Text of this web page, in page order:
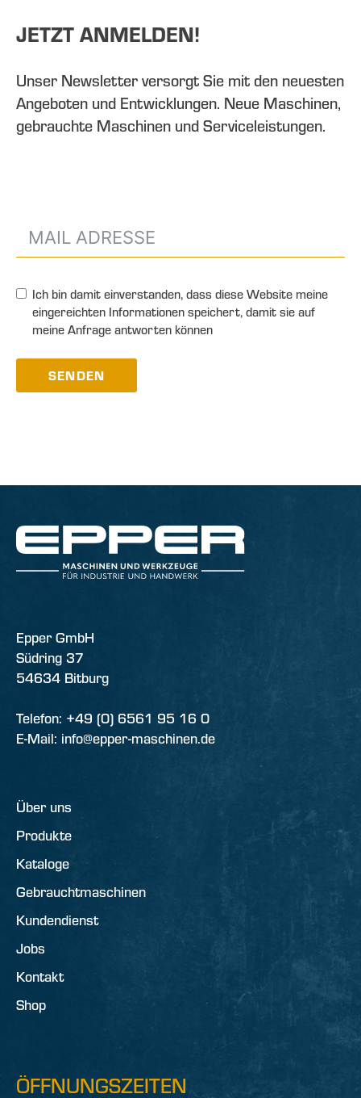
JETZT ANMELDEN!
Unser Newsletter versorgt Sie mit den neuesten
Angeboten und Entwicklungen. Neue Maschinen,
gebrauchte Maschinen und Serviceleistungen.
Ich bin damit einverstanden, dass diese Website meine
eingereichten Informationen speichert, damit sie auf
meine Anfrage antworten können
SENDEN
Epper GmbH
Südring 37
54634 Bitburg
Telefon: +49 (0) 6561 95 16 0
E-Mail: info@epper-maschinen.de
Über uns
Produkte
Kataloge
Gebrauchtmaschinen
Kundendienst
Jobs
Kontakt
Shop
ÖFFNUNGSZEITEN